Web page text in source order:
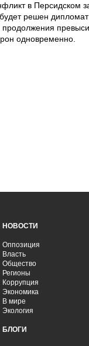
в Персидском
решен
продолжения
одновременно.
НОВОСТИ
Оппозиция
Власть
Общество
Регионы
Коррупция
Экономика
В мире
Экология
БЛОГИ